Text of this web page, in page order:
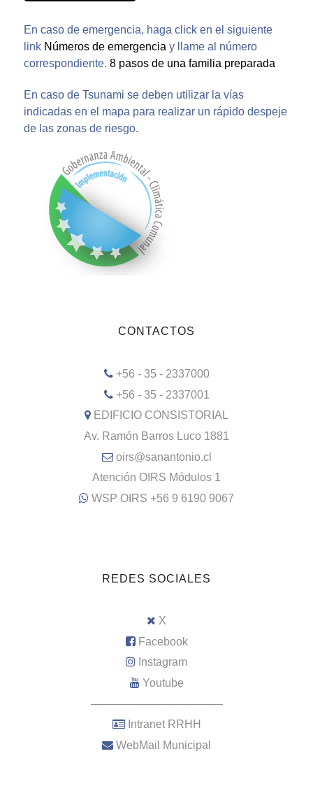
En caso de emergencia, haga click en el siguiente
link Números de emergencia y llame al número
correspondiente. 8 pasos de una familia preparada
En caso de Tsunami se deben utilizar la vías
indicadas en el mapa para realizar un rápido despeje
de las zonas de riesgo.
CONTACTOS
+56 - 35 - 2337000
+56 - 35 - 2337001
EDIFICIO CONSISTORIAL
Av. Ramón Barros Luco 1881
oirs@sanantonio.cl
Atención OIRS Módulos 1
WSP OIRS +56 9 6190 9067
REDES SOCIALES
X
Facebook
Instagram
Youtube
–––––––––––––––––––––
Intranet RRHH
WebMail Municipal